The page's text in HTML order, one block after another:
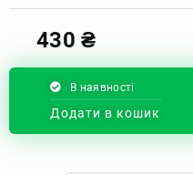
430₴
В наявності
Додати в кошик